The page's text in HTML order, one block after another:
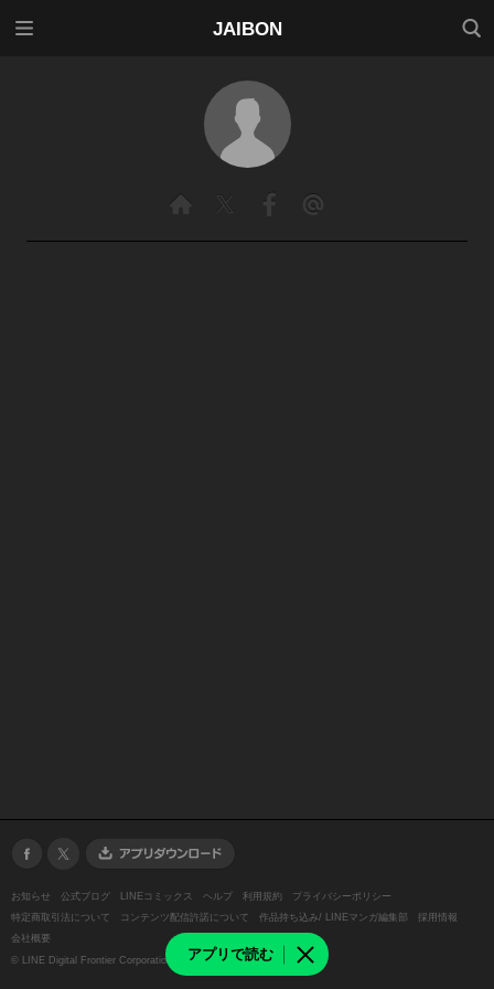
JAIBON
検索
アプリで読む
お知らせ 公式ブログ LINEコミックス ヘルプ 利用規約
プライバシーポリシー
特定商取引法について
コンテンツ配信許諾について 作品持ち込み/ LINEマンガ編集部
採用情報
会社概要
© LINE Digital Frontier Corporation